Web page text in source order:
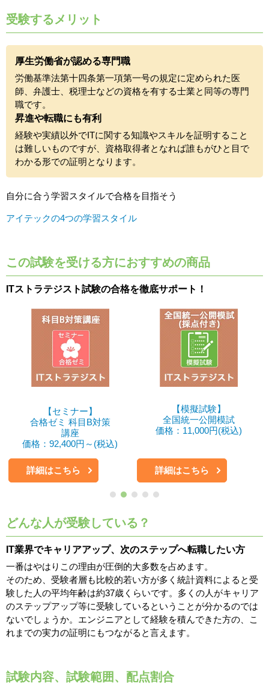
受験するメリット
厚生労働省が認める専門職
労働基準法第十四条第一項第一号の規定に定められた医
師、弁護士、税理士などの資格を有する士業と同等の専門
職です。
昇進や転職にも有利
経験や実績以外でITに関する知識やスキルを証明すること
は難しいものですが、資格取得者となれば誰もがひと目で
わかる形での証明となります。
自分に合う学習スタイルで合格を目指そう
アイテックの4つの学習スタイル
この試験を受ける方におすすめの商品
ITストラテジスト試験の合格を徹底サポート！
【セミナー】
合格ゼミ 科目B対策
講座
価格：92,400円～(税込)
詳細はこちら
【模擬試験】
全国統一公開模試
価格：11,000円(税込)
詳細はこちら
どんな人が受験している？
IT業界でキャリアアップ、次のステップへ転職したい方
一番はやはりこの理由が圧倒的大多数を占めます。
そのため、受験者層も比較的若い方が多く統計資料によると受
験した人の平均年齢は約37歳くらいです。多くの人がキャリア
のステップアップ等に受験しているということが分かるのでは
ないでしょうか。エンジニアとして経験を積んできた方の、こ
れまでの実力の証明にもつながると言えます。
試験内容、試験範囲、配点割合